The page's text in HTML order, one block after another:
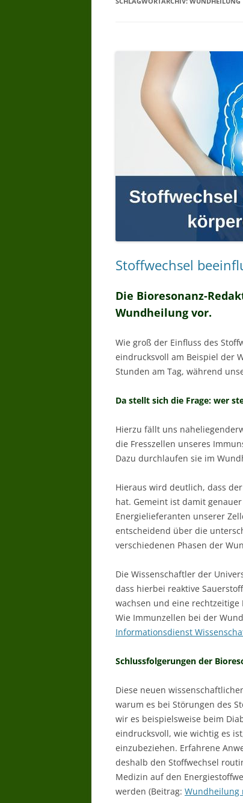
– WER DARF ANWENDEN
BIORESONANZ WER HAT
ERFAHRUNG
BIORESONANZ WAS
GEMACHT –
LANGE
Stoffwechsel
Die Bioresonanz-
Wundheilung vor.
Wie groß der Einfluss des
eindrucksvoll am Beispiel der
Stunden am Tag, während
Da stellt sich die Frage: wer
Hierzu fällt uns
die Fresszellen unseres
Dazu durchlaufen sie im
Hieraus wird deutlich, dass
hat. Gemeint ist damit
Energielieferanten unserer
entscheidend über die
verschiedenen Phasen der
Die Wissenschaftler der
dass hierbei reaktive
wachsen und eine
Wie Immunzellen bei der
Informationsdienst
Schlussfolgerungen der
Diese neuen
warum es bei Störungen des
wir es beispielsweise beim
eindrucksvoll, wie wichtig es
einzubeziehen. Erfahrene
deshalb den Stoffwechsel
Medizin auf den
werden (Beitrag: Wundheilung